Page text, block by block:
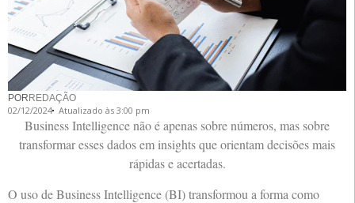
POR REDAÇÃO
02/12/2024 Atualizado às 3:00 pm
Business Intelligence não é apenas sobre números, mas sobre
transformar esses dados em insights que orientam decisões mais
rápidas e acertadas.
O uso de Business Intelligence (BI) transformou a forma como